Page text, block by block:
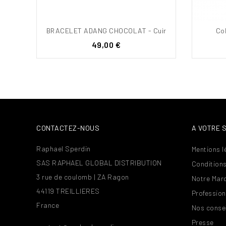
BRACELET ADANG CHOCOLAT - Cuir
Prix
49,00 €
CONTACTEZ-NOUS
Raphael Sperdin
SAS RAPHAEL GLOBAL DISTRIBUTION
3 rue de coulomb | ZA Ragon
44119 TREILLIERES
France
A VOTRE
Mentions
Notre
Nos
Presse